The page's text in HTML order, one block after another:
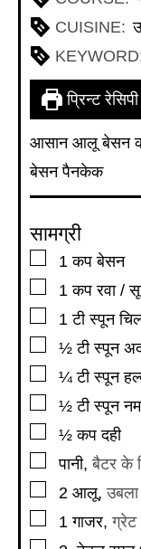
CUISINE:
प्रिन्ट रेसिपी
आसान आलू बेसन
बेसन पैनकेक
सामग्री
▢
1 कप बेसन
▢
1 कप रवा /
▢
1 टी स्पून
▢
½ टी स्पून
▢
¼ टी स्पून
▢
½ टी स्पून
▢
½ कप दही
▢
पानी,बैटर के
▢
2 आलू,
▢
1 गाजर,ग्रेट